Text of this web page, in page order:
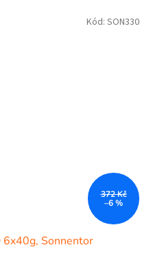
372 Kč
–6 %
Sonnentor
Kód: SON330